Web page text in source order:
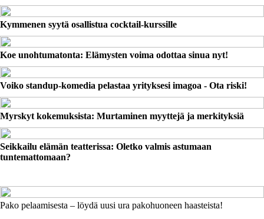
Kymmenen syytä osallistua cocktail-kurssille
Koe unohtumatonta: Elämysten voima odottaa sinua nyt!
Voiko standup-komedia pelastaa yrityksesi imagoa - Ota riski!
Myrskyt kokemuksista: Murtaminen myyttejä ja merkityksiä
Seikkailu elämän teatterissa: Oletko valmis astumaan
tuntemattomaan?
Pako pelaamisesta – löydä uusi ura pakohuoneen haasteista!